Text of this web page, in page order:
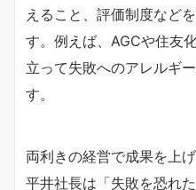
えること、評価制度など
す。例えば、AGCや住友
立って失敗へのアレルギ
す。
両利きの経営で成果を上
平井社長は「失敗を恐れ